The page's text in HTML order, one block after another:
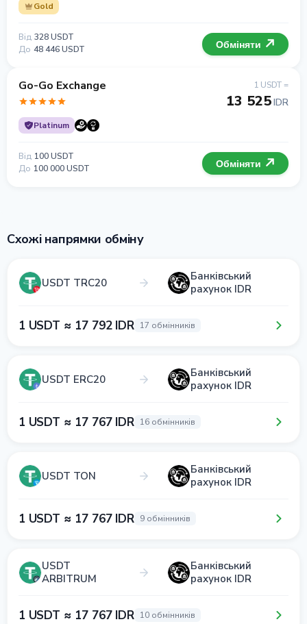
Gold
Від 328 USDT
До 48 446 USDT Обміняти
Go-Go Exchange
Platinum
1 USDT =
13 525IDR
Від 100 USDT
До 100 000 USDT Обміняти
Схожі напрямки обміну
USDT TRC20
Банківський
рахунок IDR
1 USDT ≈ 17 792 IDR 17 обмінників
USDT ERC20
Банківський
рахунок IDR
1 USDT ≈ 17 767 IDR 16 обмінників
USDT TON
Банківський
рахунок IDR
1 USDT ≈ 17 767 IDR 9 обмінників
USDT
ARBITRUM
Банківський
рахунок IDR
1 USDT ≈ 17 767 IDR 10 обмінників